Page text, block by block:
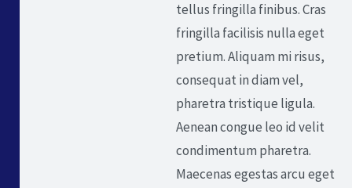
tellus fringilla finibus. Cras
fringilla facilisis nulla eget
pretium. Aliquam mi risus,
consequat in diam vel,
pharetra tristique ligula.
Aenean congue leo id velit
condimentum pharetra.
Maecenas egestas arcu eget